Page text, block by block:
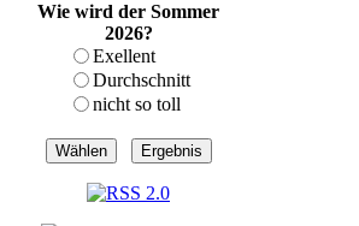
Wie wird der Sommer
2026?
Exellent
Durchschnitt
nicht so toll